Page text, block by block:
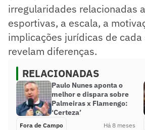
irregularidades relacionadas
esportivas, a escala, a
implicações jurídicas de
revelam diferenças.
RELACIONADAS
Paulo Nunes aponta o
melhor e dispara sobre
Palmeiras x Flamengo:
‘Certeza’
Fora de Campo Há 8 meses